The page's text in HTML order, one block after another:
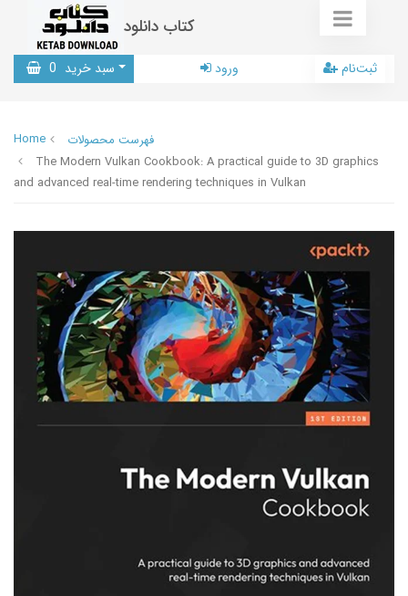
کتاب دانلود
سبد خرید 0 ورود ثبت‌نام
Home
فهرست محصولات
The Modern Vulkan Cookbook: A practical guide to 3D graphics
and advanced real-time rendering techniques in Vulkan